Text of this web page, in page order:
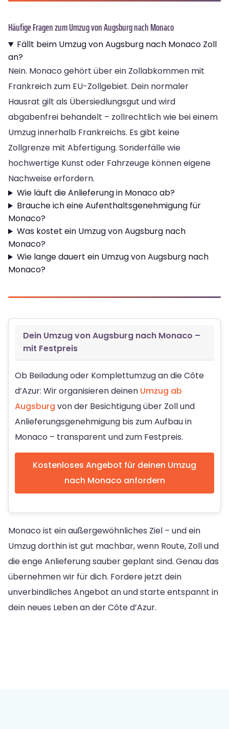
Häufige Fragen zum Umzug von Augsburg nach Monaco
Fällt beim Umzug von Augsburg nach Monaco Zoll
an?
Nein. Monaco gehört über ein Zollabkommen mit
Frankreich zum EU-Zollgebiet. Dein normaler
Hausrat gilt als Übersiedlungsgut und wird
abgabenfrei behandelt – zollrechtlich wie bei einem
Umzug innerhalb Frankreichs. Es gibt keine
Zollgrenze mit Abfertigung. Sonderfälle wie
hochwertige Kunst oder Fahrzeuge können eigene
Nachweise erfordern.
Wie läuft die Anlieferung in Monaco ab?
Brauche ich eine Aufenthaltsgenehmigung für
Monaco?
Was kostet ein Umzug von Augsburg nach
Monaco?
Wie lange dauert ein Umzug von Augsburg nach
Monaco?
Dein Umzug von Augsburg nach Monaco –
mit Festpreis
Ob Beiladung oder Komplettumzug an die Côte
d’Azur: Wir organisieren deinen Umzug ab
Augsburg von der Besichtigung über Zoll und
Anlieferungsgenehmigung bis zum Aufbau in
Monaco – transparent und zum Festpreis.
Kostenloses Angebot für deinen Umzug
nach Monaco anfordern
Monaco ist ein außergewöhnliches Ziel – und ein
Umzug dorthin ist gut machbar, wenn Route, Zoll und
die enge Anlieferung sauber geplant sind. Genau das
übernehmen wir für dich. Fordere jetzt dein
unverbindliches Angebot an und starte entspannt in
dein neues Leben an der Côte d’Azur.